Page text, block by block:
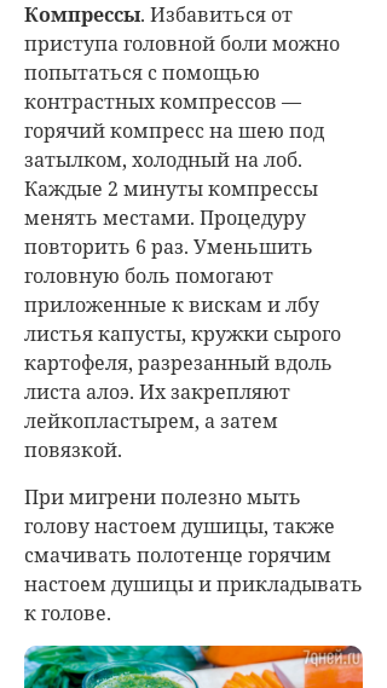
Компрессы. Избавиться от
приступа головной боли можно
попытаться с помощью
контрастных компрессов —
горячий компресс на шею под
затылком, холодный на лоб.
Каждые 2 минуты компрессы
менять местами. Процедуру
повторить 6 раз. Уменьшить
головную боль помогают
приложенные к вискам и лбу
листья капусты, кружки сырого
картофеля, разрезанный вдоль
листа алоэ. Их закрепляют
лейкопластырем, а затем
повязкой.
При мигрени полезно мыть
голову настоем душицы, также
смачивать полотенце горячим
настоем душицы и прикладывать
к голове.